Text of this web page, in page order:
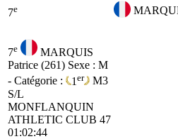
7e
7e
MARQUIS
Patrice (261) Sexe : M
- Catégorie :
1 er
M3
S/L
MONFLANQUIN
ATHLETIC CLUB 47
01:02:44